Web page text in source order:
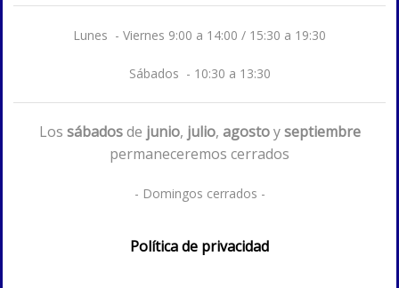
Lunes - Viernes 9:00 a 14:00 / 15:30 a 19:30
Sábados - 10:30 a 13:30
Los sábadosde junio, julio, agostoyseptiembre
permaneceremos cerrados
- Domingos cerrados -
Política de privacidad